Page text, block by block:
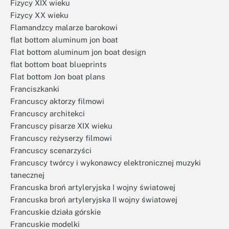
Fizycy XIX wieku
Fizycy XX wieku
Flamandzcy malarze barokowi
flat bottom aluminum jon boat
Flat bottom aluminum jon boat design
flat bottom boat blueprints
Flat bottom Jon boat plans
Franciszkanki
Francuscy aktorzy filmowi
Francuscy architekci
Francuscy pisarze XIX wieku
Francuscy reżyserzy filmowi
Francuscy scenarzyści
Francuscy twórcy i wykonawcy elektronicznej muzyki
tanecznej
Francuska broń artyleryjska I wojny światowej
Francuska broń artyleryjska II wojny światowej
Francuskie działa górskie
Francuskie modelki